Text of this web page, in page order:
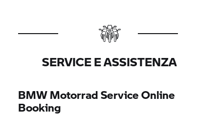
SERVICE E ASSISTENZA
BMW MotorradService Online
Booking